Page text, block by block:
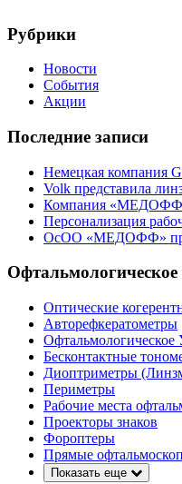
Рубрики
Новости
События
Акции
Последние записи
Немецкая компания
Volk представила
Компания «МЕДОФФ»
Персонализация
ОсОО «МЕДОФФ»
Офтальмологическое
Оптические
Авторефкератометры
Офтальмологическое
Бесконтактные
Диоптриметры
Периметры
Рабочие места
Проекторы знаков
Фороптеры
Прямые
Показать еще